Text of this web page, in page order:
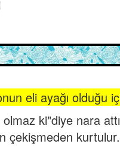
eli ayağı olduğu
ki"diye nara
çekişmeden kurtulur.